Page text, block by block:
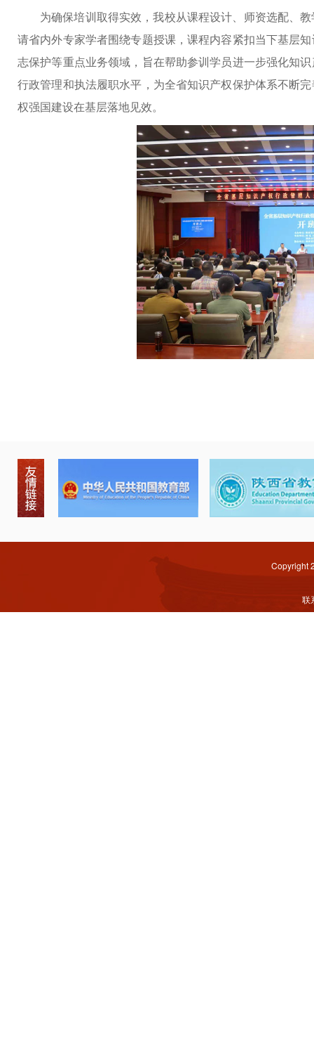
为确保培训取得实效，我校从课程设计、师资选配、
请省内外专家学者围绕专题授课，课程内容紧扣当下基层
志保护等重点业务领域，旨在帮助参训学员进一步强化知
行政管理和执法履职水平，为全省知识产权保护体系不断
权强国建设在基层落地见效。
Copyright
联